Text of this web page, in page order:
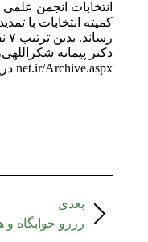
net.ir/Archive.aspx دریافت نمایید .
بعدی
رزرو خوابگاه و